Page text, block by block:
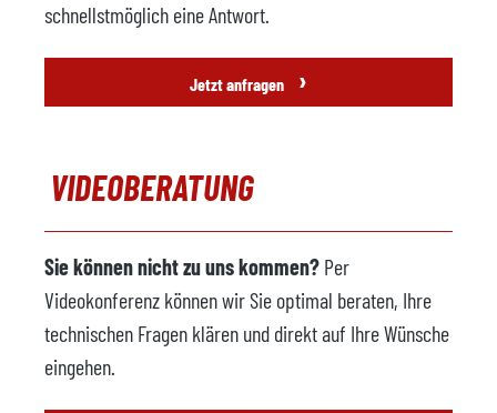
schnellstmöglich eine Antwort.
Jetzt anfragen ›
VIDEOBERATUNG
Sie können nicht zu uns kommen? Per
Videokonferenz können wir Sie optimal beraten, Ihre
technischen Fragen klären und direkt auf Ihre Wünsche
eingehen.